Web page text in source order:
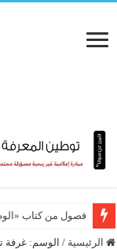
فصول من كتاب
الذكاء الاصطناعي
الرئيسية / الوسم: غرفة